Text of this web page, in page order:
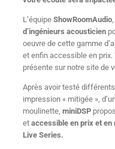
L’équipe ShowRoomAudio
d’ingénieurs acousticien
oeuvre de cette gamme
et enfin accessible en prix.
présente sur notre site de
Après avoir testé
impression « mitigée »,
moulinette, miniDSP
et accessible en prix et en
Live Series.